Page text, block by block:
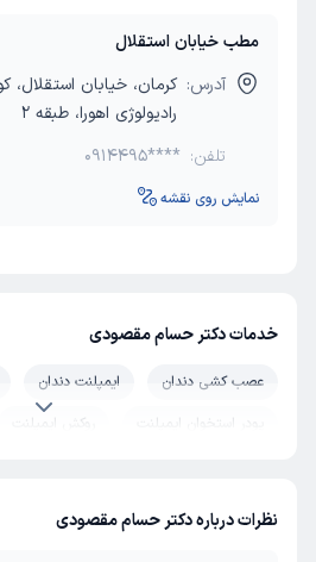
مطب خیابان استقلال
آدرس:
رادیولوژی اهورا، طبقه 2
تلفن: 0914495****
نمایش روی نقشه
خدمات دکتر حسام مقصودی
عصب کشی دندان ایمپلنت دندان
پودر استخوان ایمپلنت
روکش ایمپلنت
دندانپزشکی بدون درد
نظرات درباره دکتر حسام مقصودی